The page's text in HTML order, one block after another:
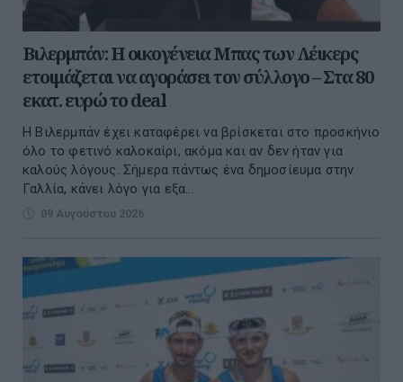
Βιλερμπάν: Η οικογένεια Μπας των Λέικερς
ετοιμάζεται να αγοράσει τον σύλλογο – Στα 80
εκατ. ευρώ το deal
Η Βιλερμπάν έχει καταφέρει να βρίσκεται στο προσκήνιο
όλο το φετινό καλοκαίρι, ακόμα και αν δεν ήταν για
καλούς λόγους. Σήμερα πάντως ένα δημοσίευμα στην
Γαλλία, κάνει λόγο για εξα...
09 Αυγούστου 2026